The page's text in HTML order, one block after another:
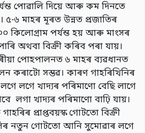
পোৱালি দিয়ে আৰু কম দিনতে
৫-৬ মাহৰ মূৰত উন্নত প্ৰজাতিৰ
কিলোগ্ৰাম পৰ্যন্ত হয় আৰু মাংসৰ
অথবা বিক্ৰী কৰিব পৰা যায়।
পোহপালনত ৬ মাহৰ ব্যৱধানত
কৰাটো সম্ভৱ। কাৰণ গাহৰিখিনিৰ
লগে খাদ্যৰ পৰিমাণো বেছি লাগে
লগা খাদ্যৰ পৰিমাণো বাঢ়ি যায়।
প্ৰাপ্তবয়স্ক গোটতো বিক্ৰী
নতুন গোটতো আনি সুমোৱাৰ লগে